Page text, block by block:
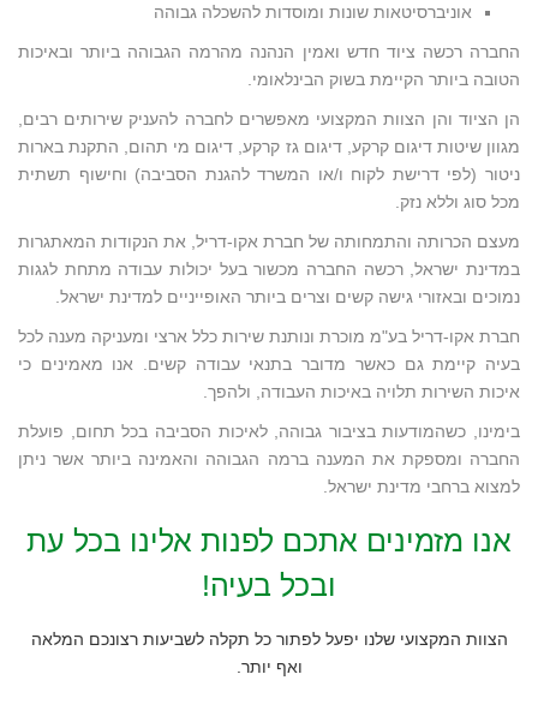
אוניברסיטאות שונות ומוסדות להשכלה גבוהה
החברה רכשה ציוד חדש ואמין הנהנה מהרמה הגבוהה ביותר ובאיכות
הטובה ביותר הקיימת בשוק הבינלאומי.
הן הציוד והן הצוות המקצועי מאפשרים לחברה להעניק שירותים רבים,
מגוון שיטות דיגום קרקע, דיגום גז קרקע, דיגום מי תהום, התקנת בארות
ניטור (לפי דרישת לקוח ו/או המשרד להגנת הסביבה) וחישוף תשתית
מכל סוג וללא נזק.
מעצם הכרותה והתמחותה של חברת אקו-דריל, את הנקודות המאתגרות
במדינת ישראל, רכשה החברה מכשור בעל יכולות עבודה מתחת לגגות
נמוכים ובאזורי גישה קשים וצרים ביותר האופייניים למדינת ישראל.
חברת אקו-דריל בע"מ מוכרת ונותנת שירות כלל ארצי ומעניקה מענה לכל
בעיה קיימת גם כאשר מדובר בתנאי עבודה קשים. אנו מאמינים כי
איכות השירות תלויה באיכות העבודה, ולהפך.
בימינו, כשהמודעות בציבור גבוהה, לאיכות הסביבה בכל תחום, פועלת
החברה ומספקת את המענה ברמה הגבוהה והאמינה ביותר אשר ניתן
למצוא ברחבי מדינת ישראל.
אנו מזמינים אתכם לפנות אלינו בכל עת
ובכל בעיה!
הצוות המקצועי שלנו יפעל לפתור כל תקלה לשביעות רצונכם המלאה
ואף יותר.